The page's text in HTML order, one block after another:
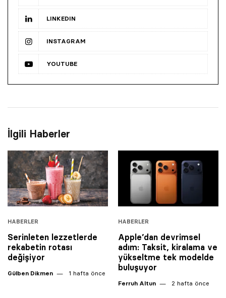
LINKEDIN
INSTAGRAM
YOUTUBE
İlgili Haberler
HABERLER
Serinleten lezzetlerde
rekabetin rotası
değişiyor
Gülben Dikmen 1 hafta önce
HABERLER
Apple’dan devrimsel
adım: Taksit, kiralama ve
yükseltme tek modelde
buluşuyor
Ferruh Altun 2 hafta önce